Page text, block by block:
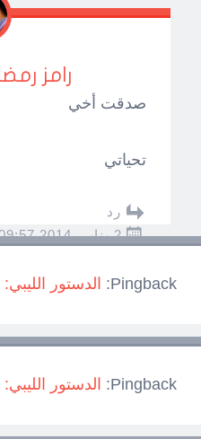
رامز
صدقت أخي
تحياتي
رد
2 يناير، 2014 AT 09:57
Pingback: الدستور الليبي:
Pingback: الدستور الليبي: